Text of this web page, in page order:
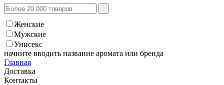
Женские
Мужские
Унисекс
начните вводить название аромата или бренда
Главная
Доставка
Контакты